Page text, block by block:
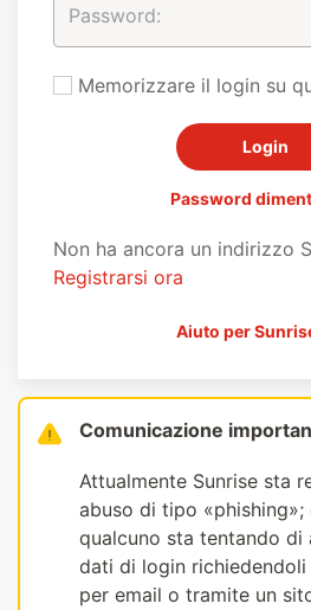
Memorizzare il login su
Password
Non ha ancora un indirizzo
Registrarsi ora
Aiuto per
Comunicazione
Attualmente Sunrise sta
abuso di tipo
qualcuno sta tentando di
dati di login
per email o tramite un